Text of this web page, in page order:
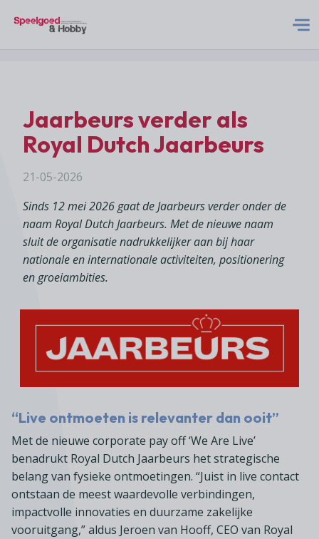
Nieuws
Abonneren
Adverteren
Acties
Contact
Jaarbeurs verder als
Royal Dutch Jaarbeurs
21-05-2026
Sinds 12 mei 2026 gaat de Jaarbeurs verder onder de
naam Royal Dutch Jaarbeurs. Met de nieuwe naam
sluit de organisatie nadrukkelijker aan bij haar
nationale en internationale activiteiten, positionering
en groeiambities.
“Live ontmoeten is relevanter dan ooit”
Met de nieuwe corporate pay off ‘We Are Live’
benadrukt Royal Dutch Jaarbeurs het strategische
belang van fysieke ontmoetingen. “Juist in live contact
ontstaan de meest waardevolle verbindingen,
impactvolle innovaties en duurzame zakelijke
vooruitgang,” aldus Jeroen van Hooff, CEO van Royal